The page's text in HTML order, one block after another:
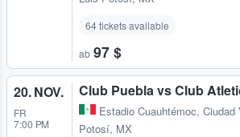
64 tickets available
ab 97 $
20. NOV.
FR
7:00 PM
Club Puebla vs Club
Estadio Cuauhtémoc, Ciudad
Potosí, MX